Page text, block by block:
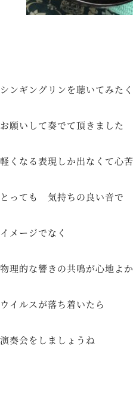
シンギングリンを聴いてみた
お願いして奏でて頂きました
軽くなる表現しか出なくて心
とっても 気持ちの良い音で
イメージでなく
物理的な響きの共鳴が心地よ
ウイルスが落ち着いたら
演奏会をしましょうね